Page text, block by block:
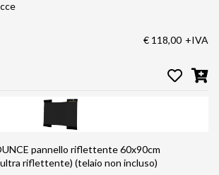
€ 118,00 +IVA
pannello riflettente 60x90cm
nero/bianco tenue (ultra riflettente) (telaio non incluso)